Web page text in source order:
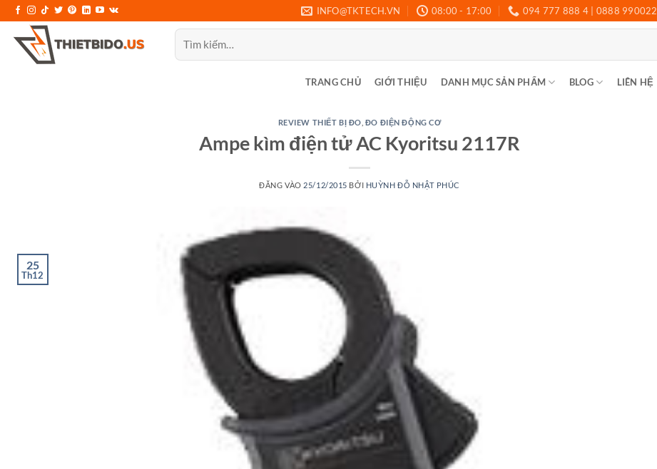
qua
nội
INFO@TKTECH.VN 08:00 - 17:00 094 777 888 4 | 0888 990022
Tìm
kiếm:
TRANG CHỦ GIỚI THIỆU DANH MỤC SẢN PHẨM BLOG LIÊN HỆ
REVIEW THIẾT BỊ ĐO ĐO ĐIỆN ĐỘNG CƠ
Ampe kìm điện tử AC Kyoritsu 2117R
ĐĂNG VÀO 25/12/2015 BỞI HUỲNH ĐỖ NHẬT PHÚC
25
Th12